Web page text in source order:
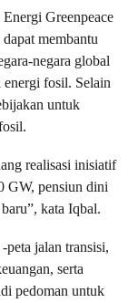
Greenpeace
membantu
negara global
energi fosil. Selain
untuk
realisasi inisiatif
GW, pensiun dini
kata Iqbal.
jalan transisi,
serta
pedoman untuk